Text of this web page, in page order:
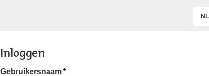
NL
Inloggen
Gebruikersnaam *